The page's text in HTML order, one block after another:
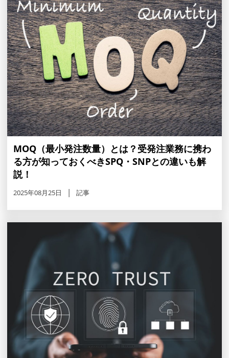
MOQ（最小発注数量）とは？受発注業務に携わ
る方が知っておくべきSPQ・SNPとの違いも解
説！
2025年08月25日 記事